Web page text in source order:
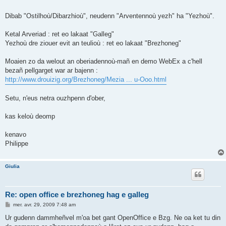
Dibab "Ostilhoù/Dibarzhioù", neudenn "Arventennoù yezh" ha "Yezhoù".
Ketal Arveriad : ret eo lakaat "Galleg"
Yezhoù dre ziouer evit an teulioù : ret eo lakaat "Brezhoneg"
Moaien zo da welout an oberiadennoù-mañ en demo WebEx a c'hell
bezañ pellgarget war ar bajenn :
http://www.drouizig.org/Brezhoneg/Mezia ... u-Ooo.html
Setu, n'eus netra ouzhpenn d'ober,
kas keloù deomp
kenavo
Philippe
Giulia
Re: open office e brezhoneg hag e galleg
M
s
mer. avr. 29, 2009 7:48 am
Ur gudenn dammheñvel m'oa bet gant OpenOffice e Bzg. Ne oa ket tu din